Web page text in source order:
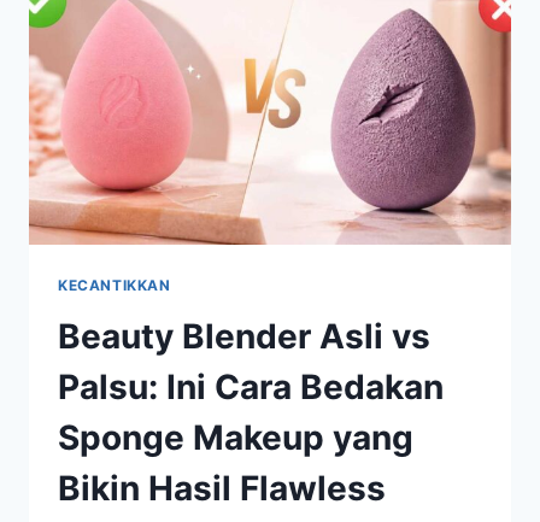
NATURAL
DAN
FLAWLESS
KECANTIKKAN
Beauty Blender Asli vs
Palsu: Ini Cara Bedakan
Sponge Makeup yang
Bikin Hasil Flawless